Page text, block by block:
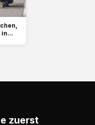
in...
zuerst